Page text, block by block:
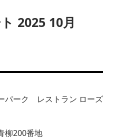
2025 10月
パーク レストラン ローズ
柳200番地